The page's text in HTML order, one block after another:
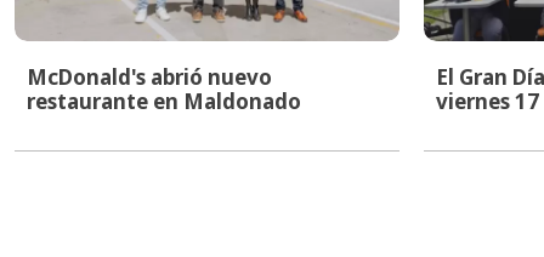
McDonald's abrió nuevo
restaurante en Maldonado
El Gran
viernes